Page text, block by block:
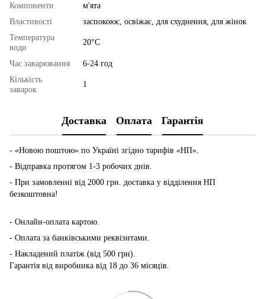
Компоненти
м'ята
Властивості
заспокоює, освіжає, для схуднення, для жінок
Температура
води
20°С
Час заварювання
6-24 год
Кількість
заварок
1
Доставка Оплата Гарантія
- «Новою поштою» по Україні згідно тарифів «НП».
- Відправка протягом 1-3 робочих днів.
- При замовленні від 2000 грн. доставка у відділення НП
безкоштовна!
- Онлайн-оплата картою.
- Оплата за банківськими реквізитами.
- Накладений платіж (від 500 грн).
Гарантія від виробника від 18 до 36 місяців.